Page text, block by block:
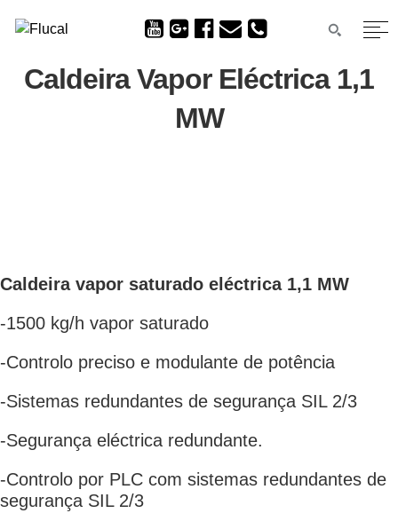
Caldeira Vapor Eléctrica 1,1
MW
Caldeira vapor saturado eléctrica 1,1 MW
-1500 kg/h vapor saturado
-Controlo preciso e modulante de potência
-Sistemas redundantes de segurança SIL 2/3
-Segurança eléctrica redundante.
-Controlo por PLC com sistemas redundantes de
segurança SIL 2/3